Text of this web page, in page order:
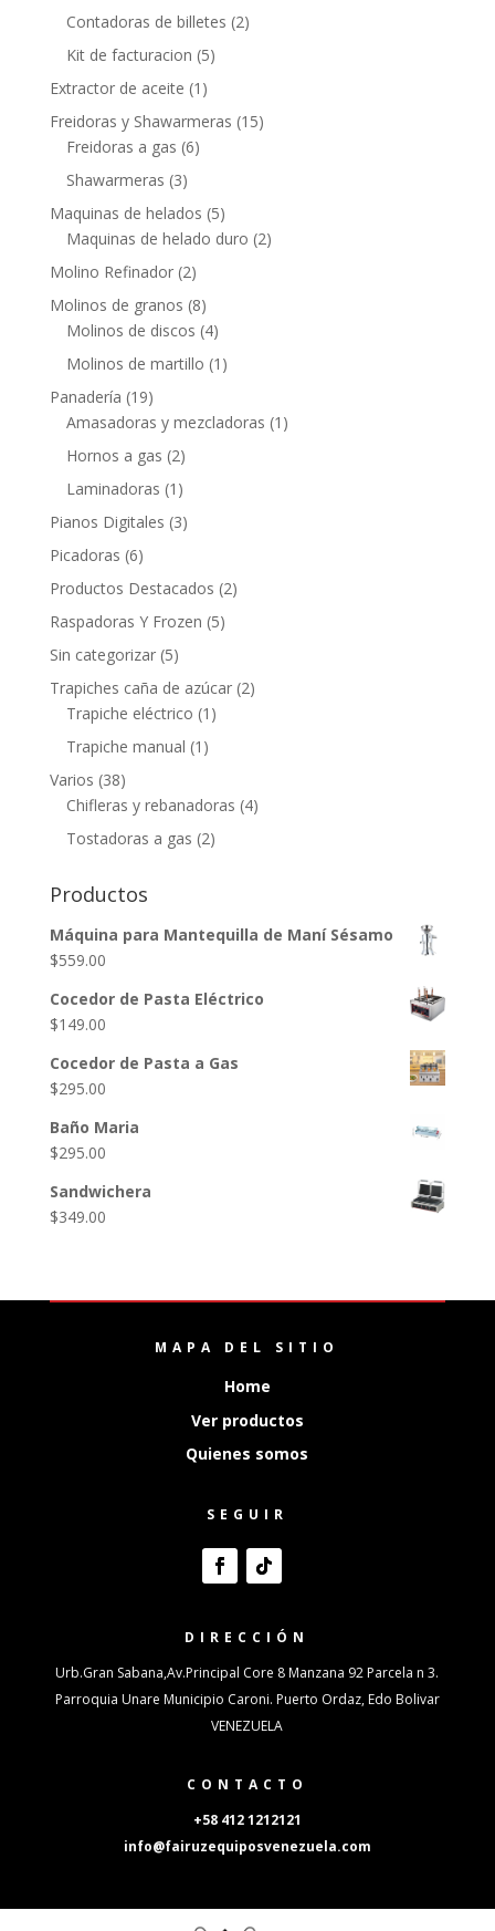
Contadoras de billetes (2)
Kit de facturacion (5)
Extractor de aceite (1)
Freidoras y Shawarmeras (15)
Freidoras a gas (6)
Shawarmeras (3)
Maquinas de helados (5)
Maquinas de helado duro (2)
Molino Refinador (2)
Molinos de granos (8)
Molinos de discos (4)
Molinos de martillo (1)
Panadería (19)
Amasadoras y mezcladoras (1)
Hornos a gas (2)
Laminadoras (1)
Pianos Digitales (3)
Picadoras (6)
Productos Destacados (2)
Raspadoras Y Frozen (5)
Sin categorizar (5)
Trapiches caña de azúcar (2)
Trapiche eléctrico (1)
Trapiche manual (1)
Varios (38)
Chifleras y rebanadoras (4)
Tostadoras a gas (2)
Productos
Máquina para Mantequilla de Maní Sésamo
$559.00
Cocedor de Pasta Eléctrico
$149.00
Cocedor de Pasta a Gas
$295.00
Baño Maria
$295.00
Sandwichera
$349.00
MAPA DEL SITIO
Home
Ver productos
Quienes somos
SEGUIR
DIRECCIÓN
Urb.Gran Sabana,Av.Principal Core 8 Manzana 92 Parcela n 3.
Parroquia Unare Municipio Caroni. Puerto Ordaz, Edo Bolivar
VENEZUELA
CONTACTO
+58 412 1212121
info@fairuzequiposvenezuela.com